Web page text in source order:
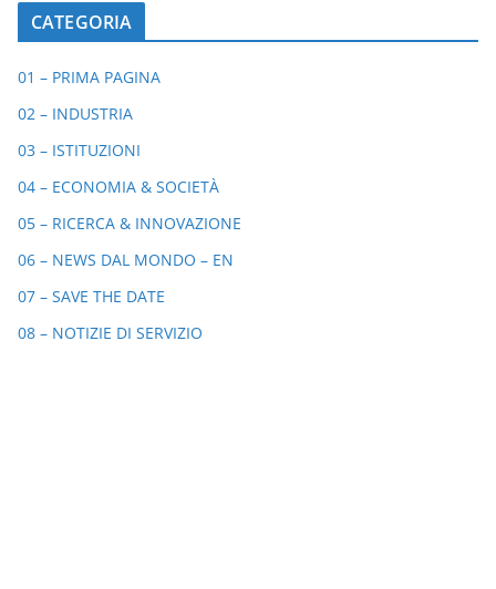
CATEGORIA
01 – PRIMA PAGINA
02 – INDUSTRIA
03 – ISTITUZIONI
04 – ECONOMIA & SOCIETÀ
05 – RICERCA & INNOVAZIONE
06 – NEWS DAL MONDO – EN
07 – SAVE THE DATE
08 – NOTIZIE DI SERVIZIO